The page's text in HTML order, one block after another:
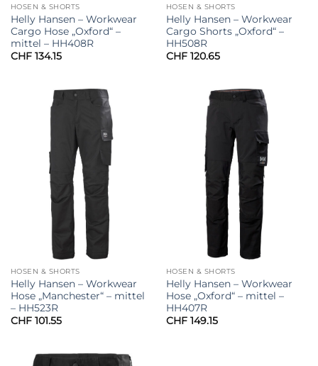
HOSEN & SHORTS
Helly Hansen – Workwear
Cargo Hose „Oxford“ –
mittel – HH408R
CHF134.15
HOSEN & SHORTS
Helly Hansen – Workwear
Cargo Shorts „Oxford“ –
HH508R
CHF120.65
HOSEN & SHORTS
Helly Hansen – Workwear
Hose „Manchester“ – mittel
– HH523R
CHF101.55
HOSEN & SHORTS
Helly Hansen – Workwear
Hose „Oxford“ – mittel –
HH407R
CHF149.15